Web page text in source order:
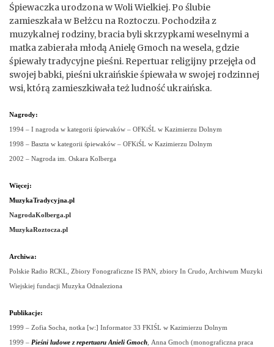
Śpiewaczka urodzona w Woli Wielkiej. Po ślubie
zamieszkała w Bełżcu na Roztoczu. Pochodziła z
muzykalnej rodziny, bracia byli skrzypkami weselnymi a
matka zabierała młodą Anielę Gmoch na wesela, gdzie
śpiewały tradycyjne pieśni. Repertuar religijny przejęła od
swojej babki, pieśni ukraińskie śpiewała w swojej rodzinnej
wsi, którą zamieszkiwała też ludność ukraińska.
Nagrody:
1994 – I nagroda w kategorii śpiewaków – OFKiŚL w Kazimierzu Dolnym
1998 – Baszta w kategorii śpiewaków – OFKiŚL w Kazimierzu Dolnym
2002 – Nagroda im. Oskara Kolberga
Więcej:
MuzykaTradycyjna.pl
NagrodaKolberga.pl
MuzykaRoztocza.pl
Archiwa:
Polskie Radio RCKL, Zbiory Fonograficzne IS PAN, zbiory In Crudo, Archiwum Muzyki
Wiejskiej fundacji Muzyka Odnaleziona
Publikacje:
1999 – Zofia Socha, notka [w:] Informator 33 FKIŚL w Kazimierzu Dolnym
1999 – Pieśni ludowe z repertuaru Anieli Gmoch Anna Gmoch (monograficzna praca